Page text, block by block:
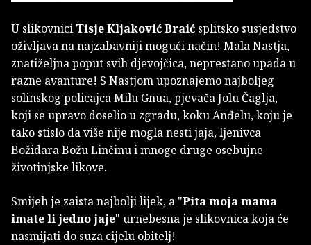
U slikovnici Tisje Kljaković Braić splitsko susjedstvo
oživljava na najzabavniji mogući način! Mala Nastja,
znatiželjna poput svih djevojčica, neprestano upada u
razne avanture! S Nastjom upoznajemo najboljeg
solinskog policajca Milu Gnua, pjevača Jolu Čaglja,
koji se upravo doselio u zgradu, koku Anđelu, koju je
tako stislo da više nije mogla nesti jaja, ljenivca
Božidara Božu Linčinu i mnoge druge osebujne
životinjske likove.
Smijeh je zaista najbolji lijek, a "Pita moja mama
imate li jedno jaje" urnebesna je slikovnica koja će
nasmijati do suza cijelu obitelj!